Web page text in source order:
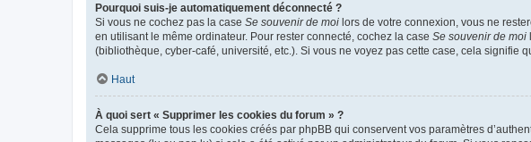
Pourquoi suis-je automatiquement déconnecté ?
Si vous ne cochez pas la case Se souvenir de moi lors de votre connexion, vous ne
en utilisant le même ordinateur. Pour rester connecté, cochez la case Se souvenir de moi
(bibliothèque, cyber-café, université, etc.). Si vous ne voyez pas cette case, cela signifie
Haut
À quoi sert « Supprimer les cookies du forum » ?
Cela supprime tous les cookies créés par phpBB qui conservent vos paramètres